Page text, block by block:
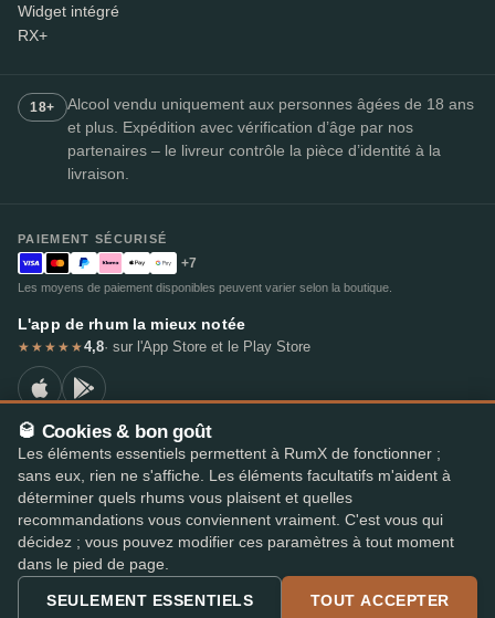
Widget intégré
RX+
18+
Alcool vendu uniquement aux personnes âgées de 18 ans
et plus. Expédition avec vérification d’âge par nos
partenaires – le livreur contrôle la pièce d’identité à la
livraison.
PAIEMENT SÉCURISÉ
+7
Les moyens de paiement disponibles peuvent varier selon la boutique.
L'app de rhum la mieux notée
★★★★★4,8· sur l'App Store et le Play Store
RumX® est une marque de l'Union européenne enregistrée (EUTM n° 018407164).
Mentions légales Politique de confidentialité
Préférences en matière de cookiesConditions générales
🥃 Cookies & bon goût
Les éléments essentiels permettent à RumX de fonctionner ;
sans eux, rien ne s'affiche. Les éléments facultatifs m'aident à
déterminer quels rhums vous plaisent et quelles
recommandations vous conviennent vraiment. C'est vous qui
décidez ; vous pouvez modifier ces paramètres à tout moment
dans le pied de page.
SEULEMENT ESSENTIELS TOUT ACCEPTER